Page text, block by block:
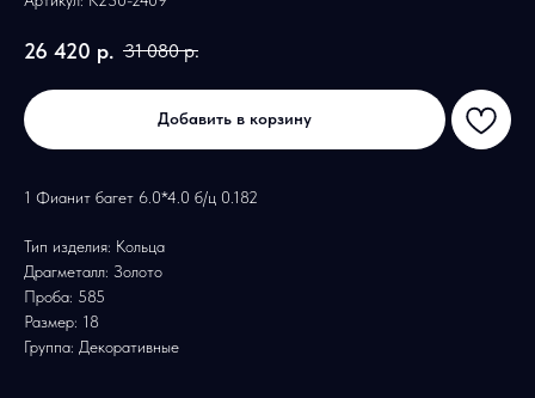
26 420 р. 31 080 р.
Добавить в корзину
1 Фианит багет 6.0*4.0 б/ц 0.182
Тип изделия: Кольца
Драгметалл: Золото
Проба: 585
Размер: 18
Группа: Декоративные